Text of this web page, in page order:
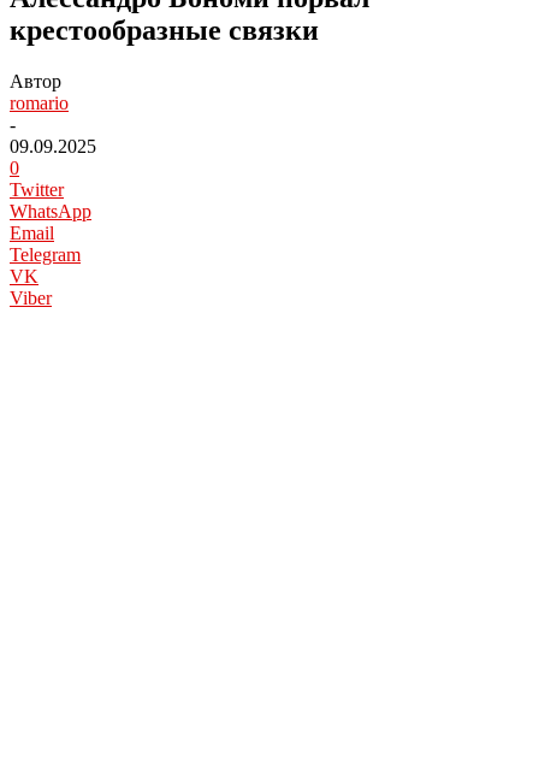
крестообразные связки
Автор
romario
-
09.09.2025
0
Twitter
WhatsApp
Email
Telegram
VK
Viber